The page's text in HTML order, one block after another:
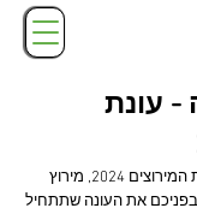
- עונת
2024, מירוץ
בפניכם את העונה שתתחיל